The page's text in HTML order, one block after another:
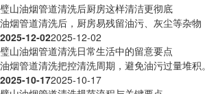
璧山油烟管道清洗后厨房这样清洁更彻底
油烟管道清洗后，厨房易残留油污、灰尘等杂
2025-12-022025-12-02
璧山油烟管道清洗日常生活中的留意要点
油烟管道清洗把控清洗周期，避免油污过量堆
2025-10-172025-10-17